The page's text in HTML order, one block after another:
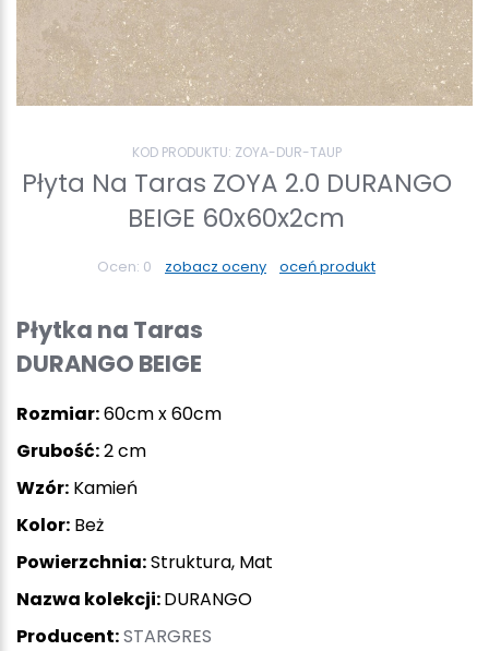
KOD PRODUKTU: ZOYA-DUR-TAUP
Płyta Na Taras ZOYA 2.0 DURANGO
BEIGE 60x60x2cm
Ocen: 0 zobacz oceny oceń produkt
Płytka na Taras
DURANGO BEIGE
Rozmiar:60cm x 60cm
Grubość:2 cm
Wzór: Kamień
Kolor: Beż
Powierzchnia:Struktura, Mat
Nazwa kolekcji:DURANGO
Producent:STARGRES